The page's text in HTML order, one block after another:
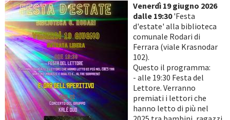
Venerdì 19 giugno 2026
dalle 19:30'Festa
d'estate' alla biblioteca
comunale Rodari di
Ferrara (viale Krasnodar
102).
Questo il programma:
- alle 19:30 Festa del
Lettore. Verranno
premiati i lettori che
hanno letto di più nel